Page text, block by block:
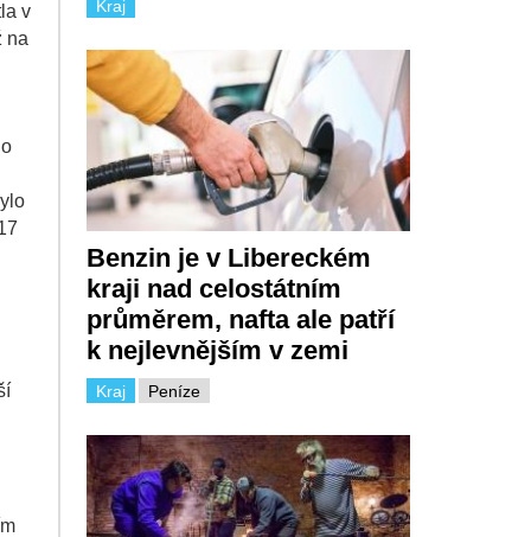
v
na
Kraj
Benzin je v Libereckém
kraji nad celostátním
průměrem, nafta ale patří
k nejlevnějším v zemi
Kraj Peníze